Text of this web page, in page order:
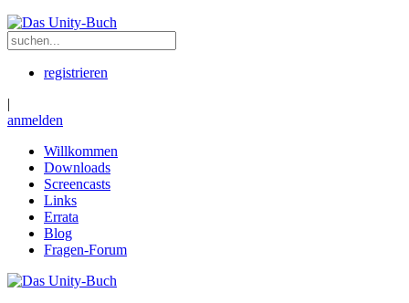
registrieren
|
anmelden
Willkommen
Downloads
Screencasts
Links
Errata
Blog
Fragen-Forum